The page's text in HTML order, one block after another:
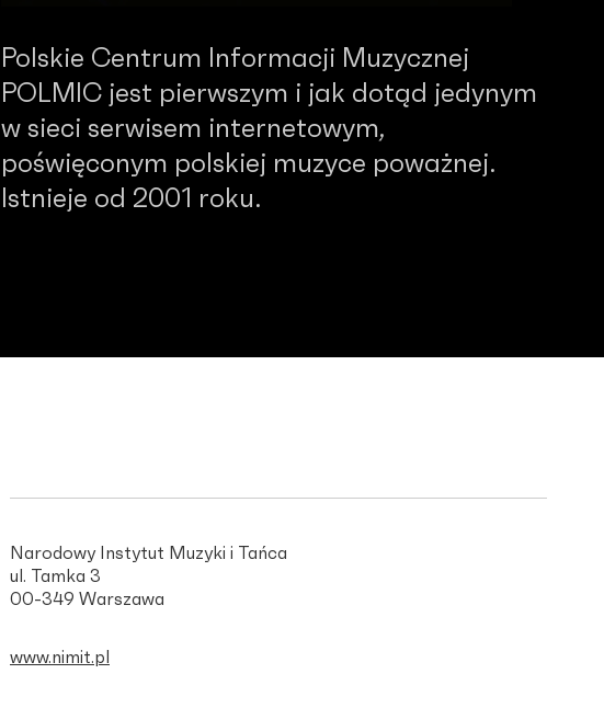
Polskie Centrum Informacji Muzycznej
POLMIC jest pierwszym i jak dotąd jedynym
w sieci serwisem internetowym,
poświęconym polskiej muzyce poważnej.
Istnieje od 2001 roku.
Narodowy Instytut Muzyki i Tańca
ul. Tamka 3
00-349 Warszawa
www.nimit.pl